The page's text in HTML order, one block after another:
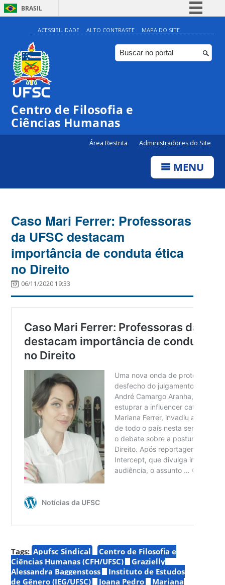
BRASIL
Simplifique!
Comunica BR
Participe
ACESSIBILIDADE ALTO CONTRASTE MAPA DO SITE
Centro de Filosofia e
Ciências Humanas
Área Restrita Administradores do Site
MENU
Caso Mari Ferrer: Professoras
da UFSC destacam
importância de conduta ética
no Direito
06/11/2020 19:33
Tags: Apufsc Sindical
Centro de Filosofia e
Ciências Humanas (CFH/UFSC)
Grazielly
Alessandra Baggenstoss
Instituto de Estudos
de Gênero (IEG/UFSC)
Joana Pedro
Mariana